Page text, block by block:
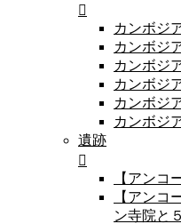
カンボジ
カンボジ
カンボジ
カンボジ
カンボジ
カンボジ
遺跡
【アンコ
【アンコ
ン寺院と